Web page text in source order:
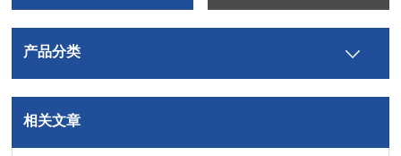
产品分类
相关文章